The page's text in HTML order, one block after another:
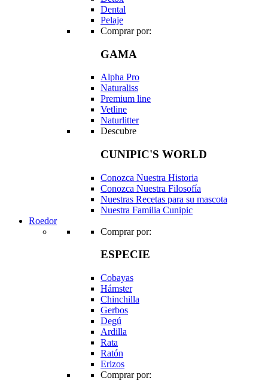
Dental
Pelaje
Comprar por:
GAMA
Alpha Pro
Naturaliss
Premium line
Vetline
Naturlitter
Descubre
CUNIPIC'S WORLD
Conozca Nuestra Historia
Conozca Nuestra Filosofía
Nuestras Recetas para su mascota
Nuestra Familia Cunipic
Roedor
Comprar por:
ESPECIE
Cobayas
Hámster
Chinchilla
Gerbos
Degú
Ardilla
Rata
Ratón
Erizos
Comprar por: